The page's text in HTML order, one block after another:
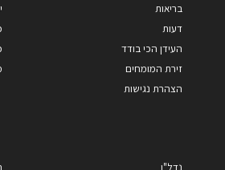
בריאות
דעות
העידן הכי בודד
זירת המומחים
הצהרת נגישות
נדל"ן